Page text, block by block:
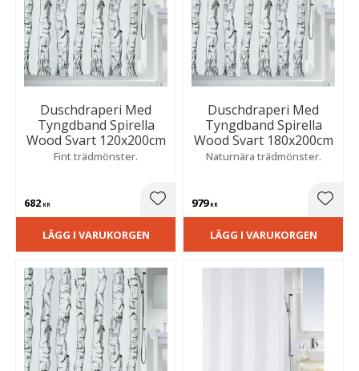
Duschdraperi Med
Tyngdband Spirella
Wood Svart 120x200cm
Fint trädmönster.
682 KR Lägg till i favoriter
LÄGG I VARUKORGEN
Duschdraperi Med
Tyngdband Spirella
Wood Svart 180x200cm
Naturnära trädmönster.
979KR
LÄGG I VARUKORGEN